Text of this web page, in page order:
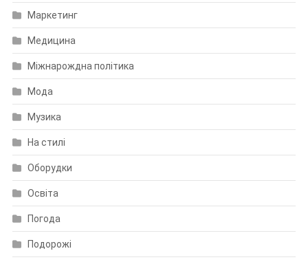
Маркетинг
Медицина
Міжнарождна політика
Мода
Музика
На стилі
Оборудки
Освіта
Погода
Подорожі